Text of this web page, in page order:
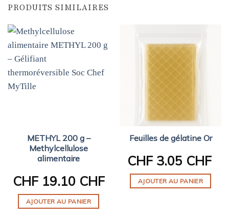
PRODUITS SIMILAIRES
METHYL 200 g –
Methylcellulose
alimentaire
CHF19.10 CHF
AJOUTER AU PANIER
Feuilles de gélatine Or
CHF3.05 CHF
AJOUTER AU PANIER